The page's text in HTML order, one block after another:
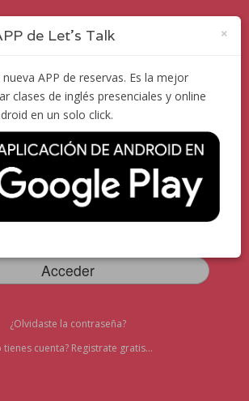
×
de Let's Talk
APP de reservas. Es la mejor
clases de inglés presenciales y online
en un solo click.
Classes OnDemand
¿Olvidaste la contraseña?
tienes cuenta? Registrate gratis...